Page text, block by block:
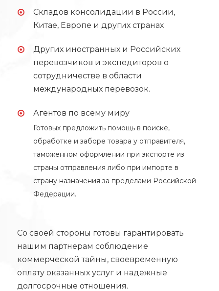
Складов консолидации в России,
Китае, Европе и других странах
Других иностранных и Российских
перевозчиков и экспедиторов о
сотрудничестве в области
международных перевозок.
Агентов по всему миру
Готовых предложить помощь в поиске,
обработке и заборе товара у отправителя,
таможенном оформлении при экспорте из
страны отправления либо при импорте в
страну назначения за пределами Российской
Федерации.
Со своей стороны готовы гарантировать
нашим партнерам соблюдение
коммерческой тайны, своевременную
оплату оказанных услуг и надежные
долгосрочные отношения.